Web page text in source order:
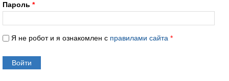
Пароль *
Я не робот и я ознакомлен с правилами сайта *